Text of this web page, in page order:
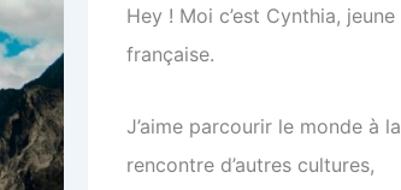
Hey ! Moi c’est Cynthia, jeune
française.
J’aime parcourir le monde à la
rencontre d’autres cultures,